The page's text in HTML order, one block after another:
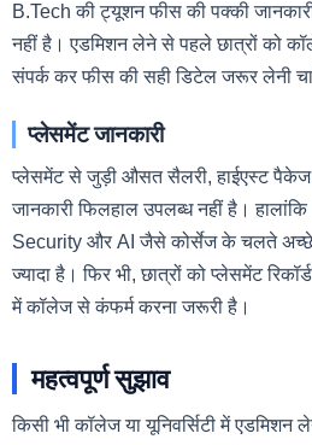
B.Tech की ट्यूशन फीस की पक्की
नहीं है। एडमिशन लेने से पहले छात्रों को
संपर्क कर फीस की सही डिटेल जरूर लेनी
प्लेसमेंट जानकारी
प्लेसमेंट से जुड़ी औसत सैलरी, हाईएस्ट पैकेज
जानकारी फिलहाल उपलब्ध नहीं है।
Security और AI जैसे कोर्सेज के चलते अच्छे
ज्यादा है। फिर भी, छात्रों को प्लेसमेंट
में कॉलेज से कंफर्म करना जरूरी है।
महत्वपूर्ण सुझाव
किसी भी कॉलेज या यूनिवर्सिटी में एडमिशन